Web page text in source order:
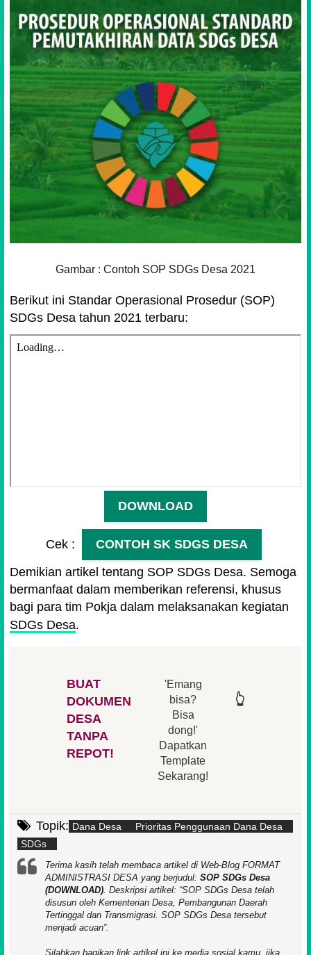
Gambar : Contoh SOP SDGs Desa 2021
Berikut ini Standar Operasional Prosedur (SOP)
SDGs Desa tahun 2021 terbaru:
DOWNLOAD
Cek :
CONTOH SK SDGS DESA
Demikian artikel tentang SOP SDGs Desa. Semoga
bermanfaat dalam memberikan referensi, khusus
bagi para tim Pokja dalam melaksanakan kegiatan
SDGs Desa.
BUAT
DOKUMEN
DESA
TANPA
REPOT!
'Emang
bisa?
Bisa
dong!'
Dapatkan
Template
Sekarang!
👆
Topik: Dana Desa
Prioritas Penggunaan Dana Desa
SDGs
Terima kasih telah membaca artikel di Web-Blog FORMAT
ADMINISTRASI DESA yang berjudul: SOP SDGs Desa
(DOWNLOAD) . Deskripsi artikel: SOP SDGs Desa telah
disusun oleh Kementerian Desa, Pembangunan Daerah
Tertinggal dan Transmigrasi. SOP SDGs Desa tersebut
menjadi acuan .
Silahkan bagikan link artikel ini ke media sosial kamu, jika